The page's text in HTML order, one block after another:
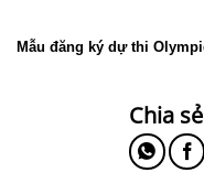
Mẫu đăng ký dự thi